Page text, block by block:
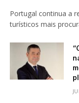
Portugal continua a
turísticos mais